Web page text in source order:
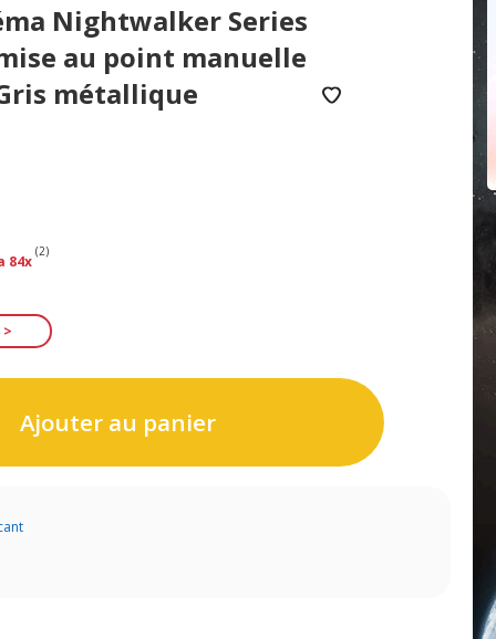
Nightwalker Series
au point manuelle
métallique
84x
(2)
Ajouter au panier